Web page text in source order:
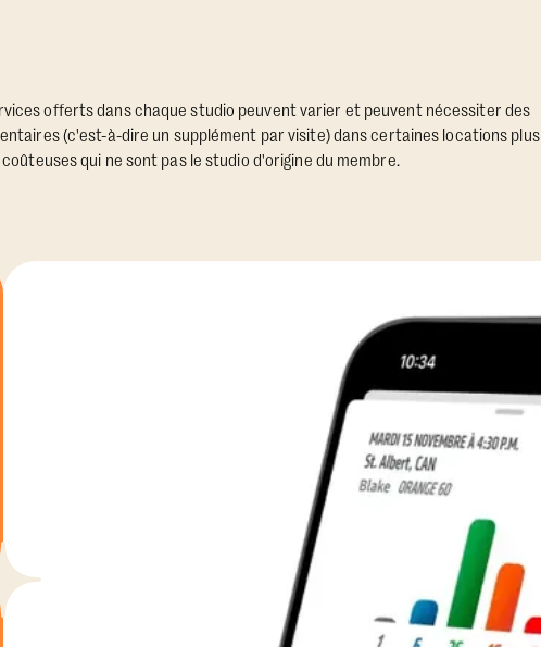
offerts dans chaque studio peuvent varier et peuvent nécessiter des
(c'est-à-dire un supplément par visite) dans certaines locations plus
coûteuses qui ne sont pas le studio d'origine du membre.